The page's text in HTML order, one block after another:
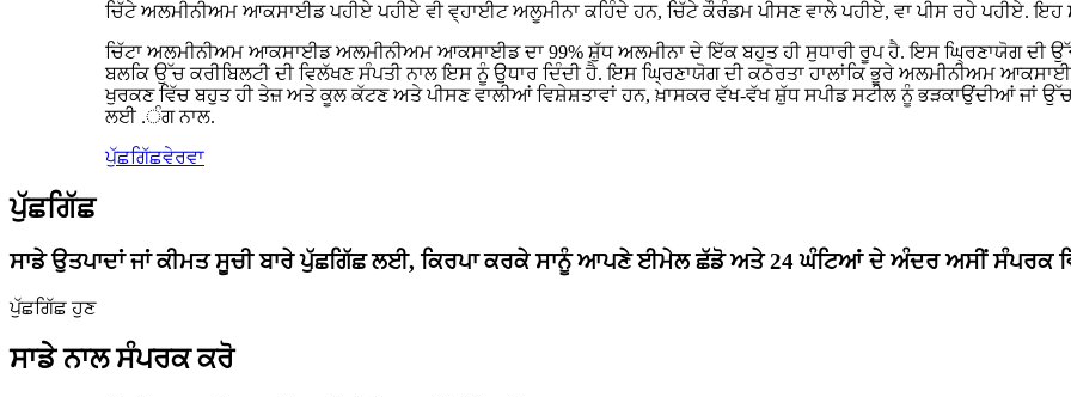
ਚਿੱਟੇ ਅਲਮੀਨੀਅਮ ਆਕਸਾਈਡ ਪਹੀਏ ਪਹੀਏ ਵੀ ਵ੍ਹਾਈਟ ਅਲੂਮੀਨਾ ਕਹਿੰਦੇ ਹਨ, ਚਿੱਟੇ ਕੌਰੰਡਮ ਪੀਸਣ ਵਾਲੇ ਪਹੀਏ, ਵਾ ਪੀਸ ਰਹੇ ਪਹੀਏ.
ਚਿੱਟਾ ਅਲਮੀਨੀਅਮ ਆਕਸਾਈਡ ਅਲਮੀਨੀਅਮ ਆਕਸਾਈਡ ਦਾ 99% ਸ਼ੁੱਧ ਅਲਮੀਨਾ ਦੇ ਇੱਕ ਬਹੁਤ ਹੀ ਸੁਧਾਰੀ ਰੂਪ ਹੈ. ਇਸ ਘ੍ਰਿਣਾਯੋਗ ਦੀ
ਬਲਕਿ ਉੱਚ ਕਰੀਬਿਲਟੀ ਦੀ ਵਿਲੱਖਣ ਸੰਪਤੀ ਨਾਲ ਇਸ ਨੂੰ ਉਧਾਰ ਦਿੰਦੀ ਹੈ. ਇਸ ਘ੍ਰਿਣਾਯੋਗ ਦੀ ਕਠੋਰਤਾ ਹਾਲਾਂਕਿ ਭੂਰੇ ਅਲਮੀਨੀਅਮ
ਖੁਰਕਣ ਵਿੱਚ ਬਹੁਤ ਹੀ ਤੇਜ਼ ਅਤੇ ਕੂਲ ਕੱਟਣ ਅਤੇ ਪੀਸਣ ਵਾਲੀਆਂ ਵਿਸ਼ੇਸ਼ਤਾਵਾਂ ਹਨ, ਖ਼ਾਸਕਰ ਵੱਖ-ਵੱਖ ਸ਼ੁੱਧ ਸਪੀਡ ਸਟੀਲ ਨੂੰ ਭੜਕਾਉਂਦੀਆਂ ਜਾਂ ਉੱਚ
ਲਈ .ੰਗ ਨਾਲ.
ਪੁੱਛਗਿੱਛਵੇਰਵਾ
ਪੁੱਛਗਿੱਛ
ਸਾਡੇ ਉਤਪਾਦਾਂ ਜਾਂ ਕੀਮਤ ਸੂਚੀ ਬਾਰੇ ਪੁੱਛਗਿੱਛ ਲਈ, ਕਿਰਪਾ ਕਰਕੇ ਸਾਨੂੰ ਆਪਣੇ ਈਮੇਲ ਛੱਡੋ ਅਤੇ 24 ਘੰਟਿਆਂ ਦੇ ਅੰਦਰ ਅਸੀਂ ਸੰਪਰਕ
ਪੁੱਛਗਿੱਛ ਹੁਣ
ਸਾਡੇ ਨਾਲ ਸੰਪਰਕ ਕਰੋ